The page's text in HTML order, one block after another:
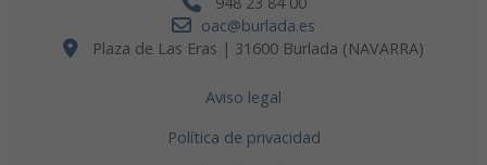
oac@burlada.es
Plaza de Las Eras | 31600 Burlada (NAVARRA)
Aviso legal
Política de privacidad